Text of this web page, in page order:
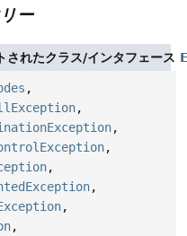
ー
されたクラス/インタフェース
,
,
,
,
,
,
,
,